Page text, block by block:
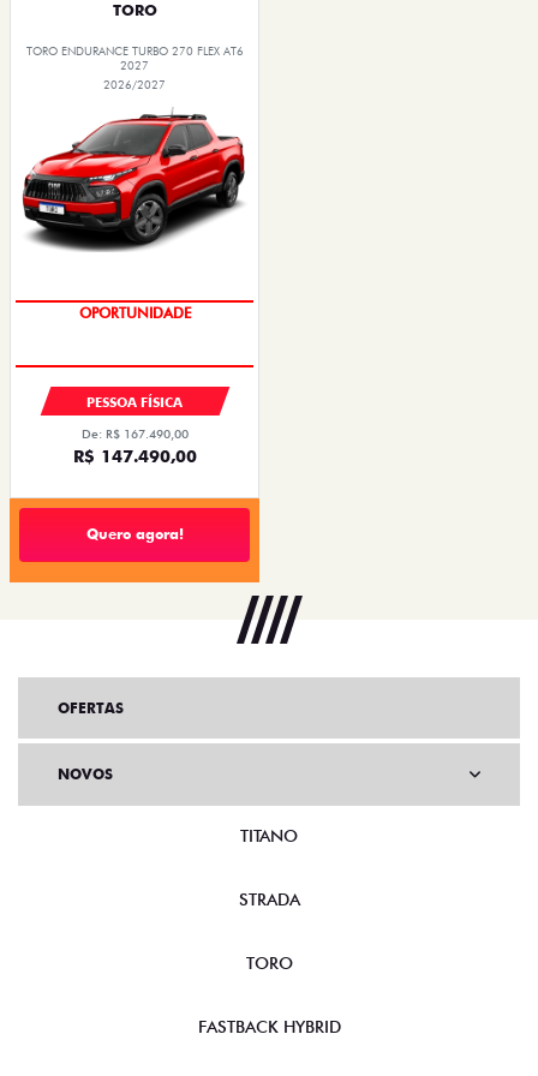
TORO
TORO ENDURANCE TURBO 270 FLEX AT6
2027
2026/2027
OPORTUNIDADE
PESSOA FÍSICA
De: R$ 167.490,00
R$ 147.490,00
Quero agora!
OFERTAS
NOVOS
TITANO
STRADA
TORO
FASTBACK HYBRID